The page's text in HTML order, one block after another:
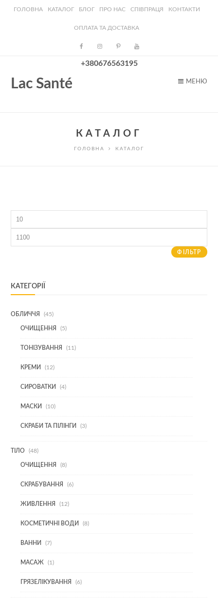
ГОЛОВНА КАТАЛОГ БЛОГ ПРО НАС СПІВПРАЦЯ КОНТАКТИ
ОПЛАТА ТА ДОСТАВКА
+380676563195
Lac Santé МЕНЮ
КАТАЛОГ
ГОЛОВНА КАТАЛОГ
Мінімальна
ціна
Найбільша
ціна
ФІЛЬТР
КАТЕГОРІЇ
ОБЛИЧЧЯ 4545
ОЧИЩЕННЯ
55
ТОНІЗУВАННЯ
1111
КРЕМИ
1212
СИРОВАТКИ
44
МАСКИ
1010
СКРАБИ ТА ПІЛІНГИ
33
ТІЛО 4848
ОЧИЩЕННЯ
88
СКРАБУВАННЯ
66
ЖИВЛЕННЯ
1212
КОСМЕТИЧНІ ВОДИ
88
ВАННИ
77
МАСАЖ
11
ГРЯЗЕЛІКУВАННЯ
66